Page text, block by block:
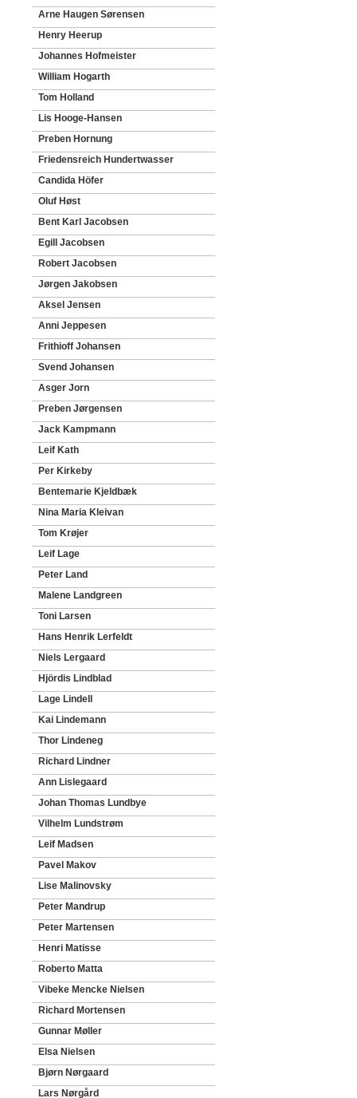
Arne Haugen Sørensen
Henry Heerup
Johannes Hofmeister
William Hogarth
Tom Holland
Lis Hooge-Hansen
Preben Hornung
Friedensreich Hundertwasser
Candida Höfer
Oluf Høst
Bent Karl Jacobsen
Egill Jacobsen
Robert Jacobsen
Jørgen Jakobsen
Aksel Jensen
Anni Jeppesen
Frithioff Johansen
Svend Johansen
Asger Jorn
Preben Jørgensen
Jack Kampmann
Leif Kath
Per Kirkeby
Bentemarie Kjeldbæk
Nina Maria Kleivan
Tom Krøjer
Leif Lage
Peter Land
Malene Landgreen
Toni Larsen
Hans Henrik Lerfeldt
Niels Lergaard
Hjördis Lindblad
Lage Lindell
Kai Lindemann
Thor Lindeneg
Richard Lindner
Ann Lislegaard
Johan Thomas Lundbye
Vilhelm Lundstrøm
Leif Madsen
Pavel Makov
Lise Malinovsky
Peter Mandrup
Peter Martensen
Henri Matisse
Roberto Matta
Vibeke Mencke Nielsen
Richard Mortensen
Gunnar Møller
Elsa Nielsen
Bjørn Nørgaard
Lars Nørgård